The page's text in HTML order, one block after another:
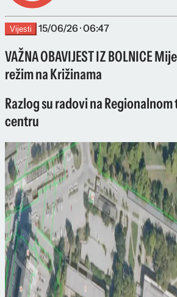
Vijesti 15/06/26 · 06:47
VAŽNA OBAVIJEST IZ BOLNICE
režim na Križinama
Razlog su radovi na
centru